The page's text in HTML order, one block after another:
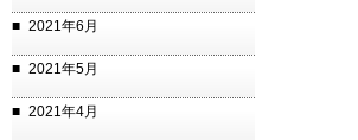
2021年6月
2021年5月
2021年4月